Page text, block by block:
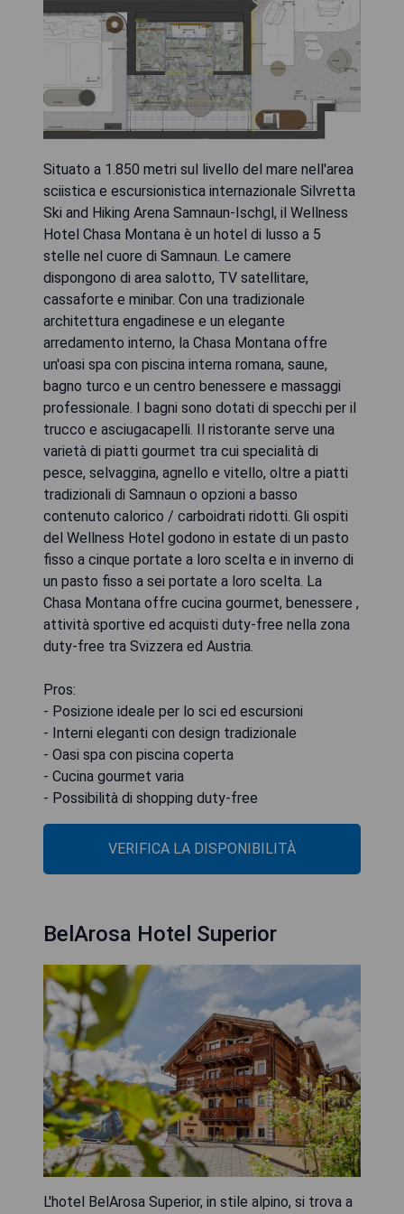
Situato a 1.850 metri sul livello del mare nell'area
sciistica e escursionistica internazionale Silvretta
Ski and Hiking Arena Samnaun-Ischgl, il Wellness
Hotel Chasa Montana è un hotel di lusso a 5
stelle nel cuore di Samnaun. Le camere
dispongono di area salotto, TV satellitare,
cassaforte e minibar. Con una tradizionale
architettura engadinese e un elegante
arredamento interno, la Chasa Montana offre
un'oasi spa con piscina interna romana, saune,
bagno turco e un centro benessere e massaggi
professionale. I bagni sono dotati di specchi per il
trucco e asciugacapelli. Il ristorante serve una
varietà di piatti gourmet tra cui specialità di
pesce, selvaggina, agnello e vitello, oltre a piatti
tradizionali di Samnaun o opzioni a basso
contenuto calorico / carboidrati ridotti. Gli ospiti
del Wellness Hotel godono in estate di un pasto
fisso a cinque portate a loro scelta e in inverno di
un pasto fisso a sei portate a loro scelta. La
Chasa Montana offre cucina gourmet, benessere ,
attività sportive ed acquisti duty-free nella zona
duty-free tra Svizzera ed Austria.
Pros:
- Posizione ideale per lo sci ed escursioni
- Interni eleganti con design tradizionale
- Oasi spa con piscina coperta
- Cucina gourmet varia
- Possibilità di shopping duty-free
VERIFICA LA DISPONIBILITÀ
BelArosa Hotel Superior
L'hotel BelArosa Superior, in stile alpino, si trova a